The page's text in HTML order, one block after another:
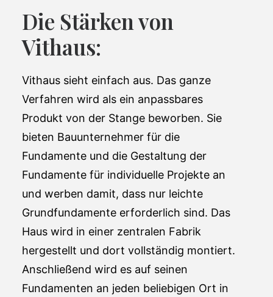
Die Stärken von
Vithaus:
Vithaus sieht einfach aus. Das ganze
Verfahren wird als ein anpassbares
Produkt von der Stange beworben. Sie
bieten Bauunternehmer für die
Fundamente und die Gestaltung der
Fundamente für individuelle Projekte an
und werben damit, dass nur leichte
Grundfundamente erforderlich sind. Das
Haus wird in einer zentralen Fabrik
hergestellt und dort vollständig montiert.
Anschließend wird es auf seinen
Fundamenten an jeden beliebigen Ort in